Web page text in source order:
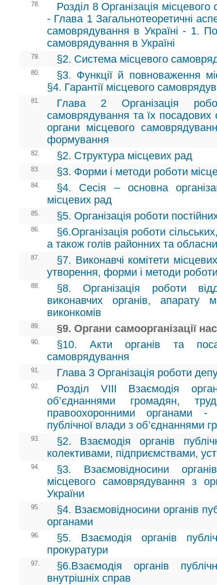
78.
Розділ 8 Організація
- Глава 1 Загальнотеоретичні
самоврядування в Україні - 1.
самоврядування в Україні
79. §2. Система місцевого
80.
§3. Функції й повноваження
§4. Гарантії місцевого
81.
Глава 2 Організація
самоврядування та їх посадових
органи місцевого
формування
82. §2. Структура місцевих рад
83. §3. Форми і методи роботи
84.
§4. Сесія – основна
місцевих рад
85. §5. Організація роботи
86.
§6.Організація роботи
а також голів районних та
87.
§7. Виконавчі комітети
утворення, форми і методи
88.
§8. Організація роботи
виконавчих органів, апарату
виконкомів
89. §9. Органи самоорганізації
90.
§10. Акти органів та
самоврядування
91. Глава 3 Організація роботи
92.
Розділ VIII Взаємодія
об’єднаннями громадян,
правоохоронними органами -
публічної влади з об’єднаннями
93.
§2. Взаємодія органів
колективами, підприємствами,
94.
§3. Взаємовідносини
місцевого самоврядування з
України
95.
§4. Взаємовідносини органів
органами
96.
§5. Взаємодія органів
прокуратури
97.
§6.Взаємодія органів
внутрішніх справ